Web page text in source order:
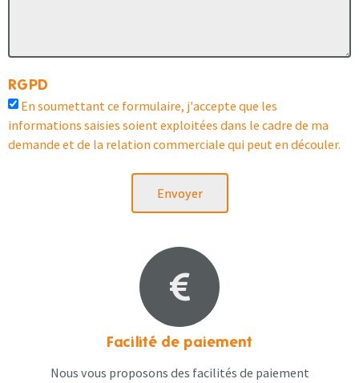
RGPD
En soumettant ce formulaire, j'accepte que les
informations saisies soient exploitées dans le cadre de ma
demande et de la relation commerciale qui peut en découler.
Envoyer
Facilité de paiement
Nous vous proposons des facilités de paiement